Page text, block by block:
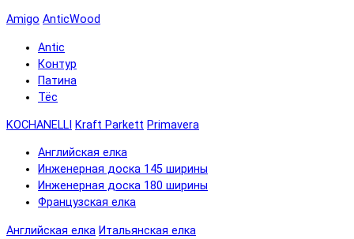
Amigo AnticWood
Antic
Контур
Патина
Тёс
KOCHANELLI Kraft Parkett Primavera
Английская елка
Инженерная доска 145 ширины
Инженерная доска 180 ширины
Французская елка
Английская елка Итальянская елка